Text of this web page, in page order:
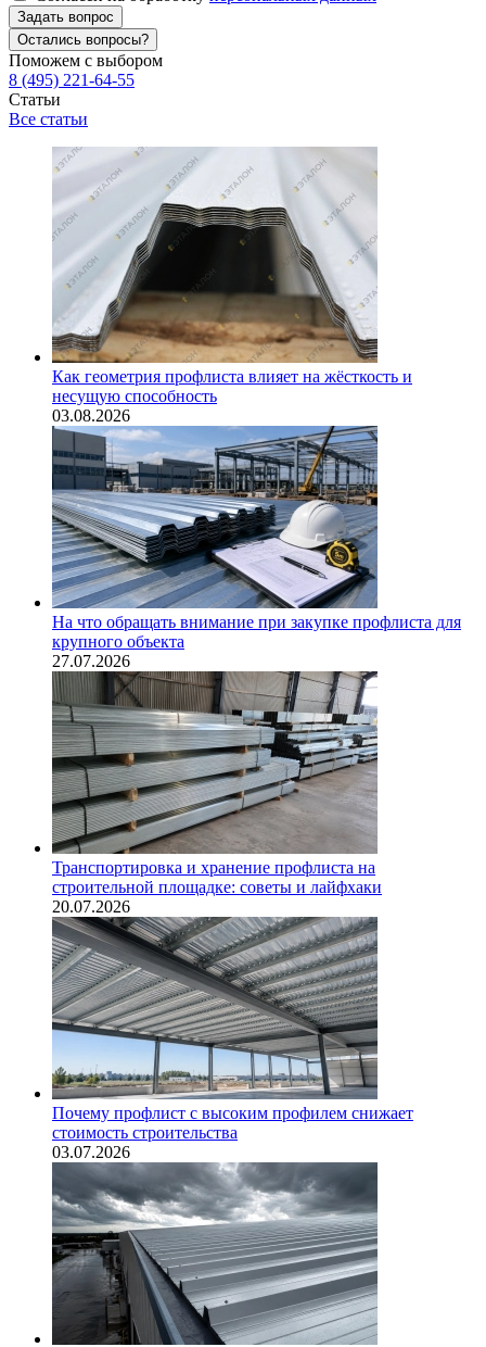
Задать вопрос
Остались вопросы?
Поможем с выбором
8 (495) 221-64-55
Статьи
Все статьи
Как геометрия профлиста влияет на жёсткость и
несущую способность
03.08.2026
На что обращать внимание при закупке профлиста для
крупного объекта
27.07.2026
Транспортировка и хранение профлиста на
строительной площадке: советы и лайфхаки
20.07.2026
Почему профлист с высоким профилем снижает
стоимость строительства
03.07.2026